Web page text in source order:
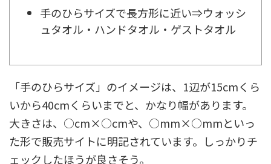
手のひらサイズで長方形に近い⇒ウォッシ
ュタオル・ハンドタオル・ゲストタオル
「手のひらサイズ」のイメージは、1辺が15cmくら
いから40cmくらいまでと、かなり幅があります。
大きさは、○cm×○cmや、○mm×○mmといっ
た形で販売サイトに明記されています。しっかりチ
ェックしたほうが良さそう。